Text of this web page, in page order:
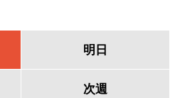
明日
次週